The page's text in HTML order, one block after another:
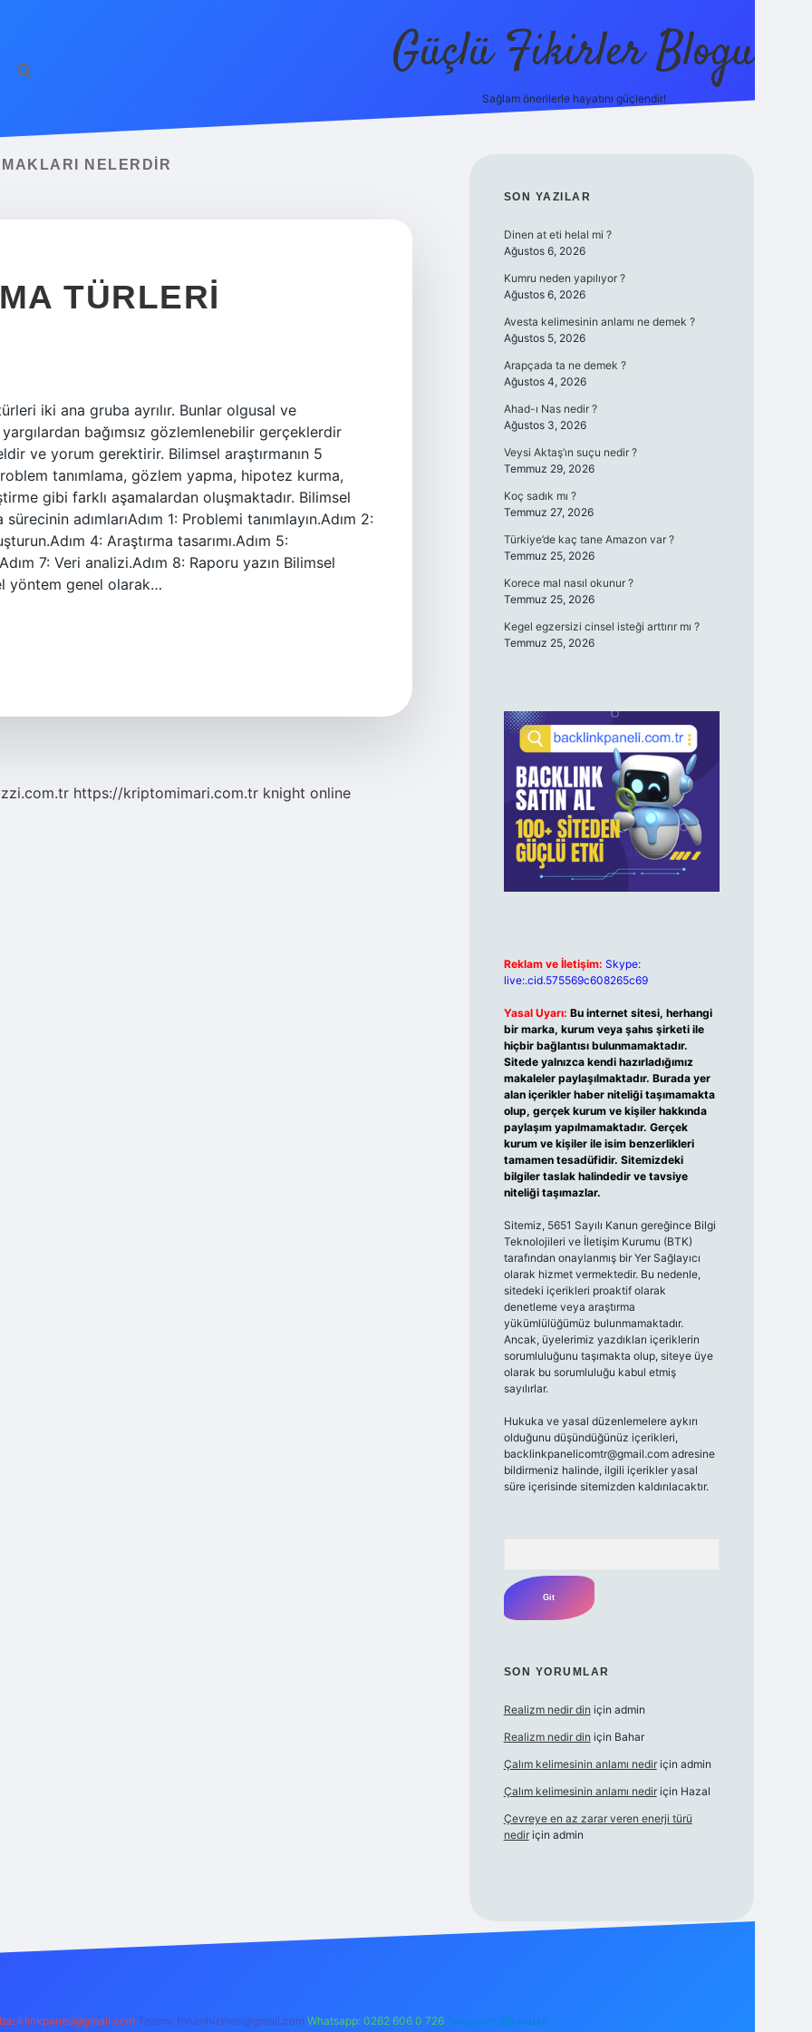
Güçlü Fikirler Blogu
Sağlam önerilerle hayatını güçlendir!
NELERDIR
TÜRLERI
iki ana gruba ayrılır. Bunlar olgusal ve
bağımsız gözlemlenebilir gerçeklerdir
ve yorum gerektirir. Bilimsel araştırmanın 5
tanımlama, gözlem yapma, hipotez kurma,
gibi farklı aşamalardan oluşmaktadır. Bilimsel
adımlarıAdım 1: Problemi tanımlayın.Adım 2:
4: Araştırma tasarımı.Adım 5:
7: Veri analizi.Adım 8: Raporu yazın Bilimsel
yöntem genel olarak…
https://kriptomimari.com.tr knight online
SIDEBAR
SON YAZILAR
Dinen at eti helal mi ?
Ağustos 6, 2026
Kumru neden yapılıyor ?
Ağustos 6, 2026
Avesta kelimesinin anlamı ne demek ?
Ağustos 5, 2026
Arapçada ta ne demek ?
Ağustos 4, 2026
Ahad-ı Nas nedir ?
Ağustos 3, 2026
Veysi Aktaş’ın suçu nedir ?
Temmuz 29, 2026
Koç sadık mı ?
Temmuz 27, 2026
Türkiye’de kaç tane Amazon var ?
Temmuz 25, 2026
Korece mal nasıl okunur ?
Temmuz 25, 2026
Kegel egzersizi cinsel isteği arttırır mı ?
Temmuz 25, 2026
Reklam ve İletişim: Skype:
live:.cid.575569c608265c69
Yasal Uyarı: Bu internet sitesi, herhangi
bir marka, kurum veya şahıs şirketi ile
hiçbir bağlantısı bulunmamaktadır.
Sitede yalnızca kendi hazırladığımız
makaleler paylaşılmaktadır. Burada yer
alan içerikler haber niteliği taşımamakta
olup, gerçek kurum ve kişiler hakkında
paylaşım yapılmamaktadır. Gerçek
kurum ve kişiler ile isim benzerlikleri
tamamen tesadüfidir. Sitemizdeki
bilgiler taslak halindedir ve tavsiye
niteliği taşımazlar.
Sitemiz, 5651 Sayılı Kanun gereğince Bilgi
Teknolojileri ve İletişim Kurumu (BTK)
tarafından onaylanmış bir Yer Sağlayıcı
olarak hizmet vermektedir. Bu nedenle,
sitedeki içerikleri proaktif olarak
denetleme veya araştırma
yükümlülüğümüz bulunmamaktadır.
Ancak, üyelerimiz yazdıkları içeriklerin
sorumluluğunu taşımakta olup, siteye üye
olarak bu sorumluluğu kabul etmiş
sayılırlar.
Hukuka ve yasal düzenlemelere aykırı
olduğunu düşündüğünüz içerikleri,
backlinkpanelicomtr@gmail.comadresine
bildirmeniz halinde, ilgili içerikler yasal
süre içerisinde sitemizden kaldırılacaktır.
SON YORUMLAR
Realizm nedir din için admin
Realizm nedir din için Bahar
Çalım kelimesinin anlamı nediriçin admin
Çalım kelimesinin anlamı nediriçin Hazal
Çevreye en az zarar veren enerji türü
nediriçin admin
backlinkpaneli@gmail.com Teams: forumhizmeti@gmail.com Whatsapp: 0262 606 0 726 Telegram: @karabul